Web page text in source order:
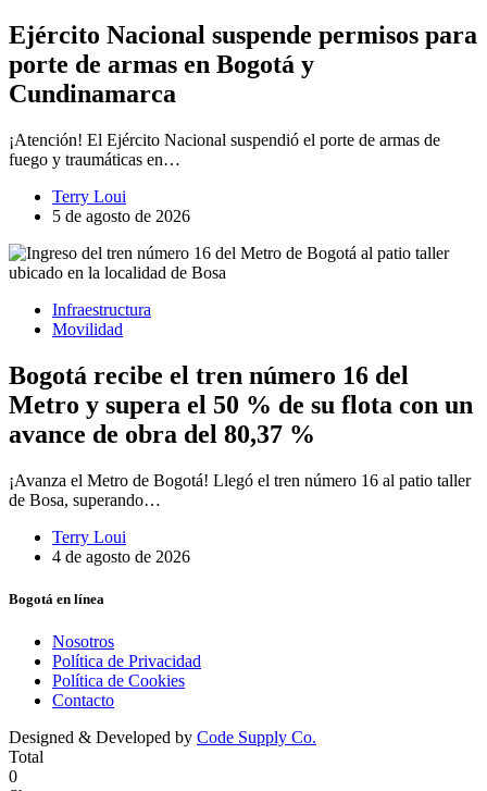
Ejército Nacional suspende permisos para
porte de armas en Bogotá y
Cundinamarca
¡Atención! El Ejército Nacional suspendió el porte de armas de
fuego y traumáticas en…
Terry Loui
5 de agosto de 2026
Infraestructura
Movilidad
Bogotá recibe el tren número 16 del
Metro y supera el 50 % de su flota con un
avance de obra del 80,37 %
¡Avanza el Metro de Bogotá! Llegó el tren número 16 al patio taller
de Bosa, superando…
Terry Loui
4 de agosto de 2026
Bogotá en línea
Nosotros
Política de Privacidad
Política de Cookies
Contacto
Designed & Developed by Code Supply Co.
Total
0